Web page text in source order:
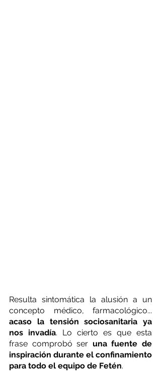
Resulta sintomática la alusión a un
acaso la tensión sociosanitaria ya
nos invadía. Lo cierto es que esta
frase comprobó ser una fuente de
inspiración durante el confinamiento
para todo el equipo de Fetén.